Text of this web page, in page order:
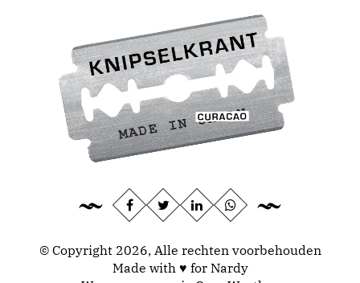
© Copyright 2026, Alle rechten voorbehouden
Made with ♥ for Nardy